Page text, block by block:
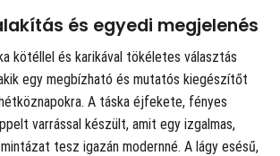
és egyedi megjelenés
kötéllel és karikával tökéletes választás
egy megbízható és mutatós kiegészítőt
A táska éjfekete, fényes
varrással készült, amit egy izgalmas,
tesz igazán modernné. A lágy esésű,